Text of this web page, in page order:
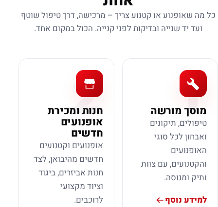
כל מה שאופנוע או קטנוע צריך – מרכישה, דרך טיפול שוטף
ועד יד שנייה ובדיקות לפני קנייה. הכול במקום אחד.
1
מוסך מורשה
טיפולים, תיקונים
ואבחון לכל סוגי
האופנועים
והקטנועים, עם צוות
ותיק ומנוסה.
למידע נוסף
2
חנות ומכירת
אופנועים
חדשים
אופנועים וקטנועים
חדשים מהיבואן, לצד
חנות אביזרים, ביגוד
וציוד מקצועי
לרוכבים.